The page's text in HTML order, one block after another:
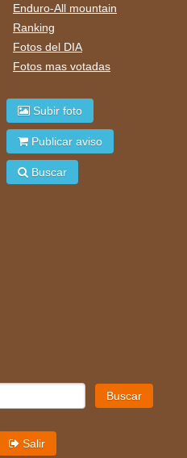
Enduro-All mountain
Ranking
Fotos del DIA
Fotos mas votadas
Subir foto
Publicar aviso
Buscar
Buscar
Salir